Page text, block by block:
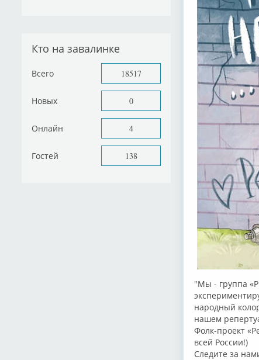
Кто на завалинке
Всего 18517
Новых 0
Онлайн 4
Гостей 138
"Мы - группа
народный
нашем
Фолк-проект
всей России!)
Следите за